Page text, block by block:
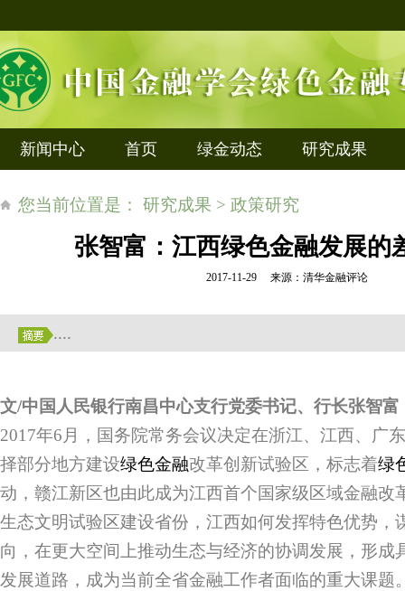
新闻中心 首页 绿金动态 研究成果
您当前位置是： 研究成果 > 政策研究
张智富：江西绿色金融发展的
2017-11-29 来源：清华金融评论
....
文/中国人民银行南昌中心支行党委书记、行长张智富
2017年6月，国务院常务会议决定在浙江、江西、广
择部分地方建设绿色金融改革创新试验区，标志着绿
动，赣江新区也由此成为江西首个国家级区域金融改
生态文明试验区建设省份，江西如何发挥特色优势，
向，在更大空间上推动生态与经济的协调发展，形成
发展道路，成为当前全省金融工作者面临的重大课题